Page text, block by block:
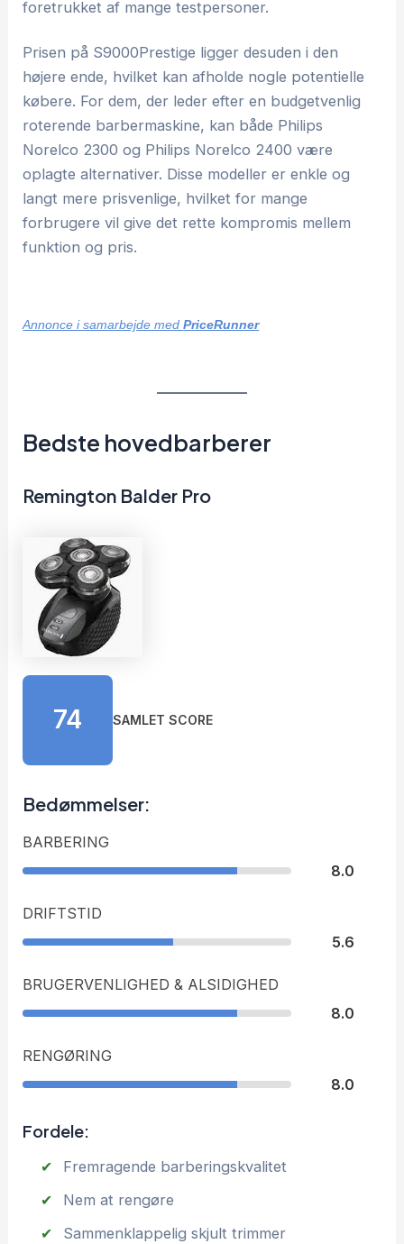
foretrukket af mange testpersoner.
Prisen på S9000Prestige ligger desuden i den
højere ende, hvilket kan afholde nogle potentielle
købere. For dem, der leder efter en budgetvenlig
roterende barbermaskine, kan både Philips
Norelco 2300 og Philips Norelco 2400 være
oplagte alternativer. Disse modeller er enkle og
langt mere prisvenlige, hvilket for mange
forbrugere vil give det rette kompromis mellem
funktion og pris.
Annonce i samarbejde medPriceRunner
Bedste hovedbarberer
Remington Balder Pro
74 SAMLET SCORE
Bedømmelser:
BARBERING
8.0
DRIFTSTID
5.6
BRUGERVENLIGHED & ALSIDIGHED
8.0
RENGØRING
8.0
Fordele:
Fremragende barberingskvalitet
Nem at rengøre
Sammenklappelig skjult trimmer